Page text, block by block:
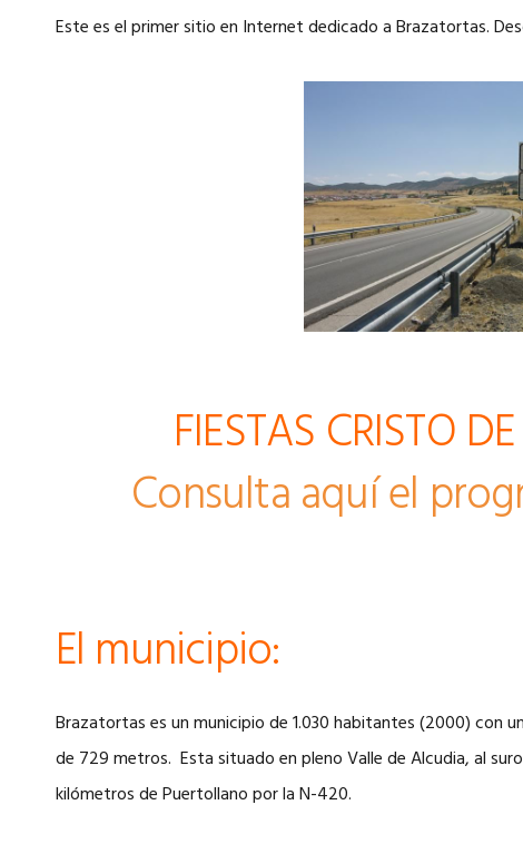
Este es el primer sitio en Internet dedicado a Brazatortas.
FIESTAS CRISTO
Consulta aquí el
El municipio:
Brazatortas es un municipio de 1.030 habitantes (2000) con
de 729 metros. Esta situado en pleno Valle de Alcudia, al
kilómetros de Puertollano por la N-420.